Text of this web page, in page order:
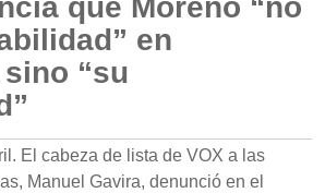
que Moreno “no
en
“su
El cabeza de lista de VOX a las
Manuel Gavira, denunció en el